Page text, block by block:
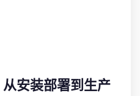
安装部署到生产